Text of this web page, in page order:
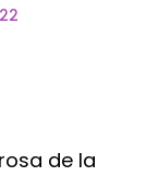
de la